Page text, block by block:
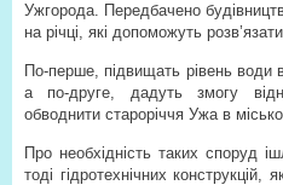
Ужгорода. Передбачено
на річці, які допоможуть
По-перше, підвищать рівень води в
а по-друге, дадуть змогу
обводнити староріччя Ужа в
Про необхідність таких споруд
тоді гідротехнічних конструкцій,